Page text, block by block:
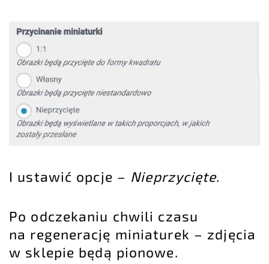
I ustawić opcje – Nieprzycięte.
Po odczekaniu chwili czasu
na regenerację miniaturek – zdjęcia
w sklepie będą pionowe.